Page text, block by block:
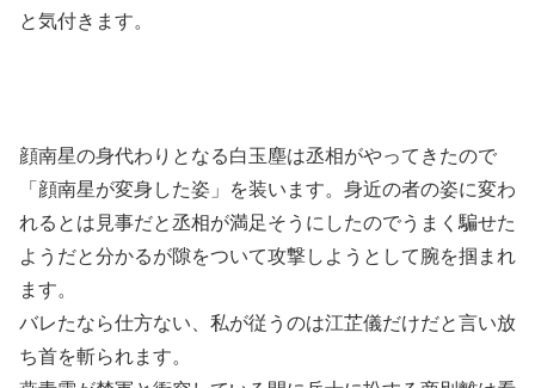
と気付きます。
顔南星の身代わりとなる白玉塵は丞相がやってきたので
「顔南星が変身した姿」を装います。身近の者の姿に変わ
れるとは見事だと丞相が満足そうにしたのでうまく騙せた
ようだと分かるが隙をついて攻撃しようとして腕を掴まれ
ます。
バレたなら仕方ない、私が従うのは江芷儀だけだと言い放
ち首を斬られます。